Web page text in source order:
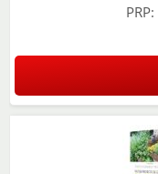
PRP: